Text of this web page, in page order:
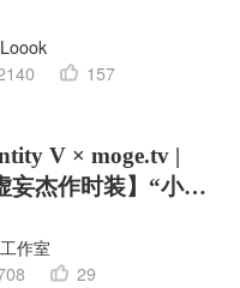
157
V × moge.tv |
妄杰作时装】“小女
作室
29